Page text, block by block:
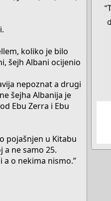
koliko je bilo
šejh Albani ocijenio
nepoznat a drugi
šejha Albanija je
Ebu Zerra i Ebu
pojašnjen u Kitabu
ne samo 25.
a o nekima nismo.”